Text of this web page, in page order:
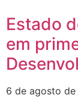
Estado
em
6 de agosto